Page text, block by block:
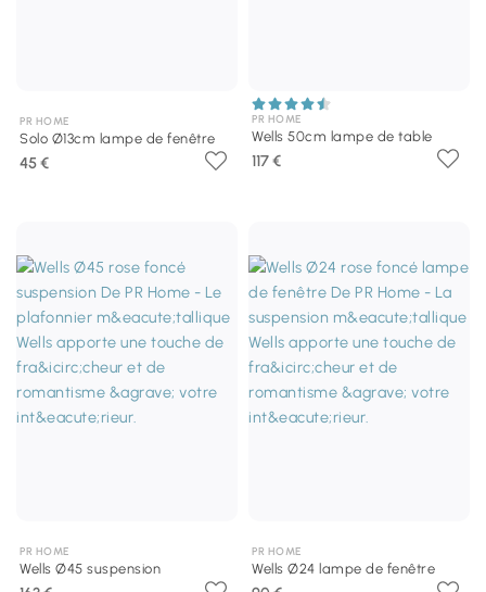
PR HOME
Solo Ø13cm lampe de fenêtre
45 €
PR HOME
Wells 50cm lampe de table
117 €
PR HOME
Wells Ø45 suspension
PR HOME
Wells Ø24 lampe de fenêtre